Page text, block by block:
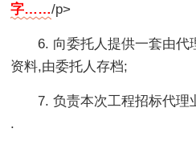
字……/p>
6. 向委托人提供一套由代
资料,由委托人存档;
7. 负责本次工程招标代
.